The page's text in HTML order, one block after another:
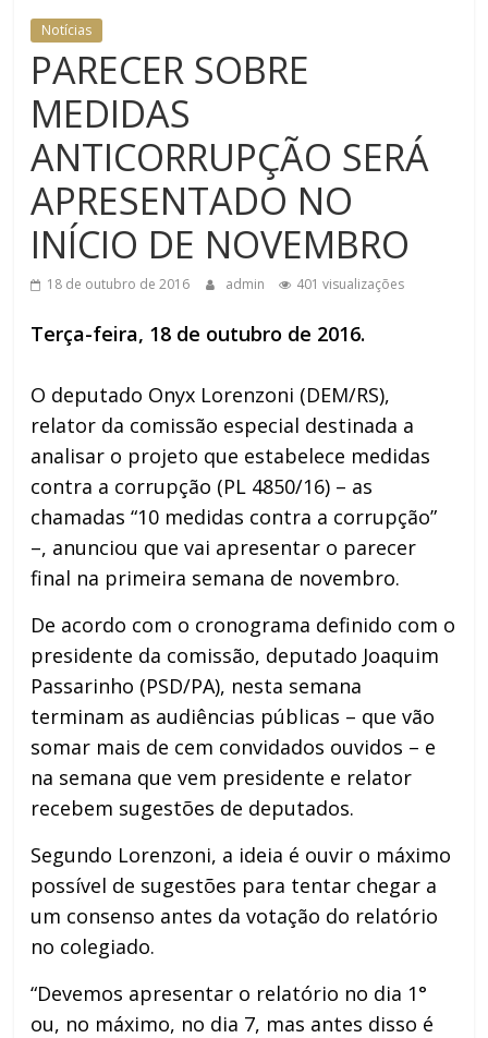
Notícias
PARECER SOBRE
MEDIDAS
ANTICORRUPÇÃO SERÁ
APRESENTADO NO
INÍCIO DE NOVEMBRO
18 de outubro de 2016 admin 401 visualizações
Terça-feira, 18 de outubro de 2016.
O deputado Onyx Lorenzoni (DEM/RS),
relator da comissão especial destinada a
analisar o projeto que estabelece medidas
contra a corrupção (PL 4850/16) – as
chamadas “10 medidas contra a corrupção”
–, anunciou que vai apresentar o parecer
final na primeira semana de novembro.
De acordo com o cronograma definido com o
presidente da comissão, deputado Joaquim
Passarinho (PSD/PA), nesta semana
terminam as audiências públicas – que vão
somar mais de cem convidados ouvidos – e
na semana que vem presidente e relator
recebem sugestões de deputados.
Segundo Lorenzoni, a ideia é ouvir o máximo
possível de sugestões para tentar chegar a
um consenso antes da votação do relatório
no colegiado.
“Devemos apresentar o relatório no dia 1°
ou, no máximo, no dia 7, mas antes disso é